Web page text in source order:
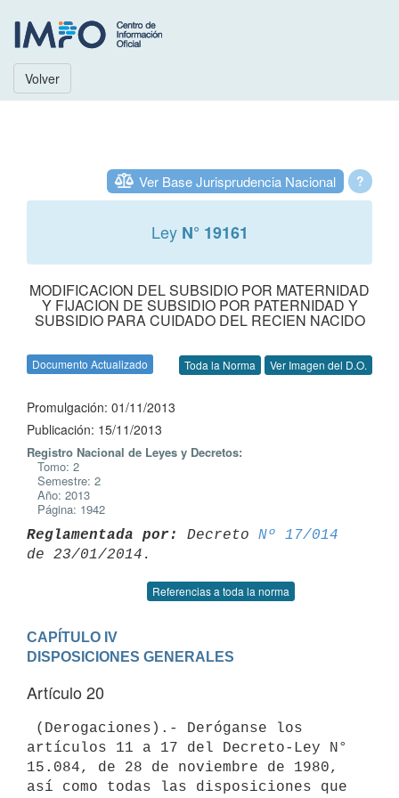
Volver
?
Ver Base Jurisprudencia Nacional
Ley N° 19161
MODIFICACION DEL SUBSIDIO POR MATERNIDAD
Y FIJACION DE SUBSIDIO POR PATERNIDAD Y
SUBSIDIO PARA CUIDADO DEL RECIEN NACIDO
Documento Actualizado Toda la Norma Ver Imagen del D.O.
Promulgación: 01/11/2013
Publicación: 15/11/2013
Registro Nacional de Leyes y Decretos:
Tomo: 2
Semestre: 2
Año: 2013
Página: 1942
Reglamentada por: Decreto Nº 17/014
Referencias a toda la norma
CAPÍTULO IV
DISPOSICIONES GENERALES
Artículo 20
artículos 11 a 17 del Decreto-Ley N°
15.084, de 28 de noviembre de 1980,
así como todas las disposiciones que